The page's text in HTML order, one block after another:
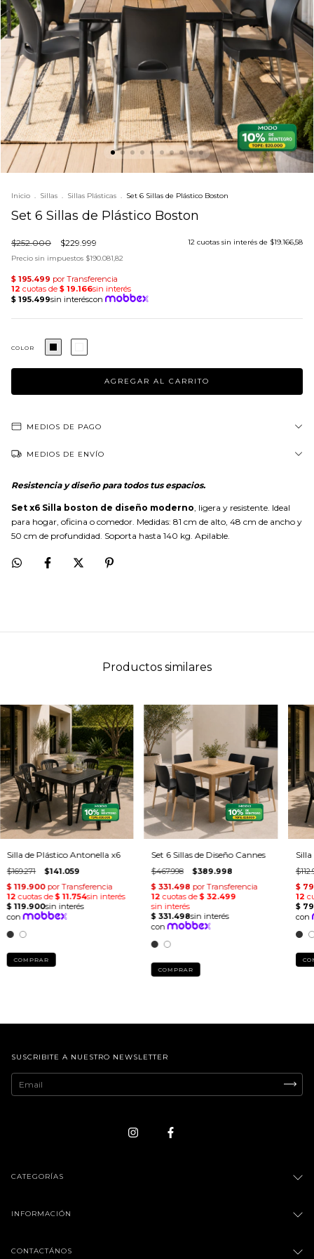
Inicio . Sillas . Sillas Plásticas . Set 6 Sillas de Plástico Boston
Set 6 Sillas de Plástico Boston
$252.000 $229.999 12 cuotas sin interés de $19.166,58
Precio sin impuestos $190.081,82
COLOR
MEDIOS DE PAGO
MEDIOS DE ENVÍO
Resistencia y diseño para todos tus espacios.
Set x6 Silla boston de diseño moderno, ligera y resistente. Ideal
para hogar, oficina o comedor. Medidas: 81 cm de alto, 48 cm de ancho y
50 cm de profundidad. Soporta hasta 140 kg. Apilable.
Productos similares
Silla de Plástico Antonella x6
$169.271 $141.059
COMPRAR
Set 6 Sillas de Diseño Cannes
$467.998 $389.998
COMPRAR
SUSCRIBITE A NUESTRO NEWSLETTER
CATEGORÍAS
INFORMACIÓN
CONTACTÁNOS